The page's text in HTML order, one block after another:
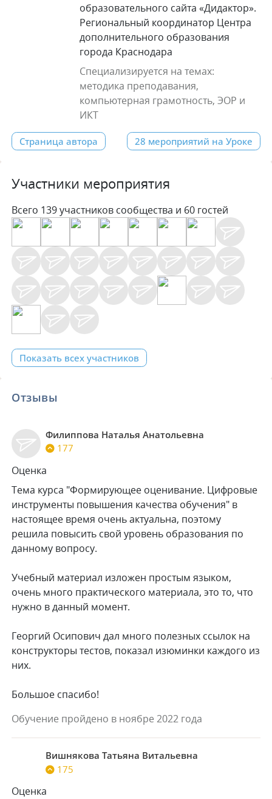
образовательного сайта «Дидактор».
Региональный координатор Центра
дополнительного образования
города Краснодара
Специализируется на темах:
методика преподавания,
компьютерная грамотность, ЭОР и
ИКТ
Страница автора 28 мероприятий на Уроке
Участники мероприятия
Всего 139 участников сообщества и 60 гостей
Показать всех участников
Отзывы
Филиппова Наталья Анатольевна
177
Оценка
Тема курса "Формирующее оценивание. Цифровые
инструменты повышения качества обучения" в
настоящее время очень актуальна, поэтому
решила повысить свой уровень образования по
данному вопросу.
Учебный материал изложен простым языком,
очень много практического материала, это то, что
нужно в данный момент.
Георгий Осипович дал много полезных ссылок на
конструкторы тестов, показал изюминки каждого из
них.
Большое спасибо!
Обучение пройдено в ноябре 2022 года
Вишнякова Татьяна Витальевна
175
Оценка